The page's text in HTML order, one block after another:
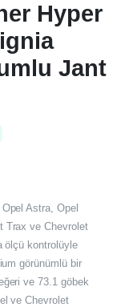
Hyper
Jant
Astra, Opel
Trax ve Chevrolet
ölçü kontrolüyle
görünümlü bir
ve 73.1 göbek
ve Chevrolet